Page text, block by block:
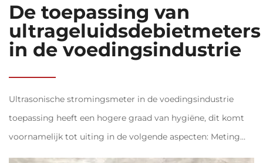
De toepassing van
ultrageluidsdebietmeters
in de voedingsindustrie
Ultrasonische stromingsmeter in de voedingsindustrie
toepassing heeft een hogere graad van hygiëne, dit komt
voornamelijk tot uiting in de volgende aspecten: Meting
zonder contact: De sensor van de ultrasonische